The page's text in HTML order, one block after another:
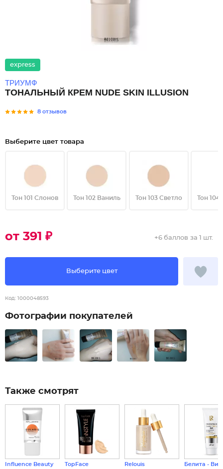
express
ТРИУМФ
ТОНАЛЬНЫЙ КРЕМ NUDE SKIN ILLUSION
8 отзывов
Выберите цвет товара
Тон 101 Слонов Тон 102 Ваниль Тон 103 Светло Тон 104
от 391 ₽
Выберите цвет
+6 баллов за 1 шт.
Код: 1000048593
Фотографии покупателей
Также смотрят
Influence Beauty TopFace Relouis Белита -